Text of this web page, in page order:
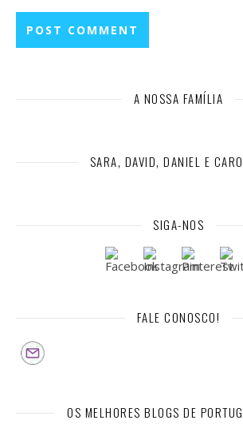
A NOSSA FAMÍLIA
SARA, DAVID, DANIEL E
SIGA-NOS
FALE CONOSCO!
OS MELHORES BLOGS DE